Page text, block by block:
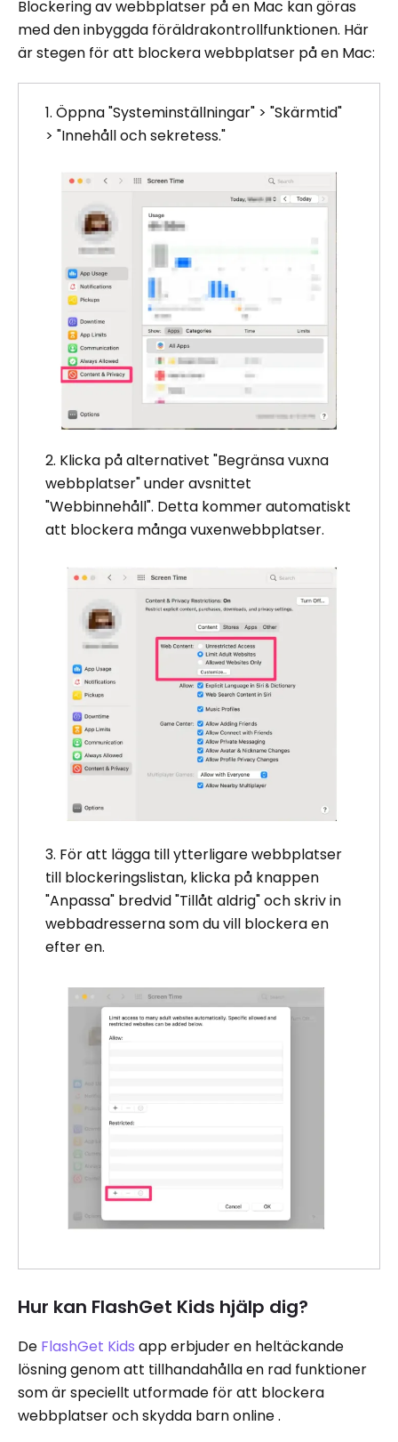
Blockering av webbplatser på en Mac kan göras
med den inbyggda föräldrakontrollfunktionen. Här
är stegen för att blockera webbplatser på en Mac:
1. Öppna "Systeminställningar" > "Skärmtid"
> "Innehåll och sekretess."
2. Klicka på alternativet "Begränsa vuxna
webbplatser" under avsnittet
"Webbinnehåll". Detta kommer automatiskt
att blockera många vuxenwebbplatser.
3. För att lägga till ytterligare webbplatser
till blockeringslistan, klicka på knappen
"Anpassa" bredvid "Tillåt aldrig" och skriv in
webbadresserna som du vill blockera en
efter en.
Hur kan FlashGet Kids hjälp dig?
De FlashGet Kids app erbjuder en heltäckande
lösning genom att tillhandahålla en rad funktioner
som är speciellt utformade för att blockera
webbplatser och skydda barn online .